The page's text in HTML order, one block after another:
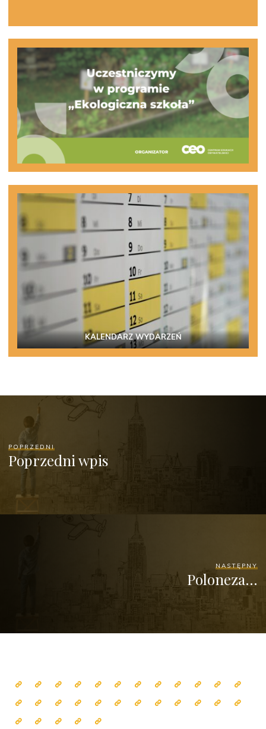
KALENDARZ WYDARZEŃ
POPRZEDNI
Poprzedni wpis
NASTĘPNY
Poloneza…